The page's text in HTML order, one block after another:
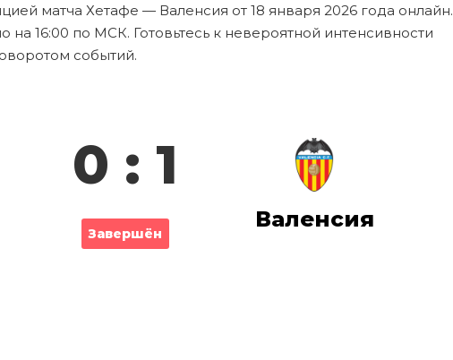
матча Хетафе — Валенсия от 18 января 2026 года онлайн.
16:00 по МСК. Готовьтесь к невероятной интенсивности
событий.
0 : 1
Завершён
Валенсия